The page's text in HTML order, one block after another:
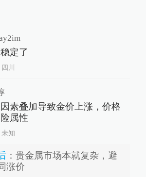
定了
川
素叠加导致金价上涨，价格
属性
知
： 贵金属市场本就复杂，避
涨价